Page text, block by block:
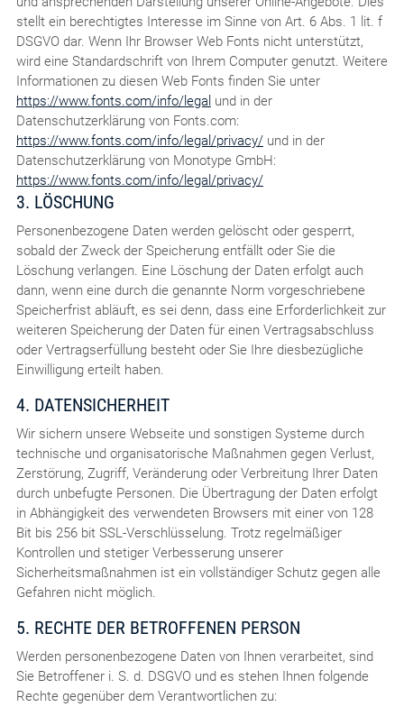
stellt ein berechtigtes Interesse im Sinne von Art. 6 Abs. 1 lit. f
DSGVO dar. Wenn Ihr Browser Web Fonts nicht unterstützt,
wird eine Standardschrift von Ihrem Computer genutzt. Weitere
Informationen zu diesen Web Fonts finden Sie unter
https://www.fonts.com/info/legal und in der
Datenschutzerklärung von Fonts.com:
https://www.fonts.com/info/legal/privacy/und in der
Datenschutzerklärung von Monotype GmbH:
https://www.fonts.com/info/legal/privacy/
3. LÖSCHUNG
Personenbezogene Daten werden gelöscht oder gesperrt,
sobald der Zweck der Speicherung entfällt oder Sie die
Löschung verlangen. Eine Löschung der Daten erfolgt auch
dann, wenn eine durch die genannte Norm vorgeschriebene
Speicherfrist abläuft, es sei denn, dass eine Erforderlichkeit zur
weiteren Speicherung der Daten für einen Vertragsabschluss
oder Vertragserfüllung besteht oder Sie Ihre diesbezügliche
Einwilligung erteilt haben.
4. DATENSICHERHEIT
Wir sichern unsere Webseite und sonstigen Systeme durch
technische und organisatorische Maßnahmen gegen Verlust,
Zerstörung, Zugriff, Veränderung oder Verbreitung Ihrer Daten
durch unbefugte Personen. Die Übertragung der Daten erfolgt
in Abhängigkeit des verwendeten Browsers mit einer von 128
Bit bis 256 bit SSL-Verschlüsselung. Trotz regelmäßiger
Kontrollen und stetiger Verbesserung unserer
Sicherheitsmaßnahmen ist ein vollständiger Schutz gegen alle
Gefahren nicht möglich.
5. RECHTE DER BETROFFENEN PERSON
Werden personenbezogene Daten von Ihnen verarbeitet, sind
Sie Betroffener i. S. d. DSGVO und es stehen Ihnen folgende
Rechte gegenüber dem Verantwortlichen zu: